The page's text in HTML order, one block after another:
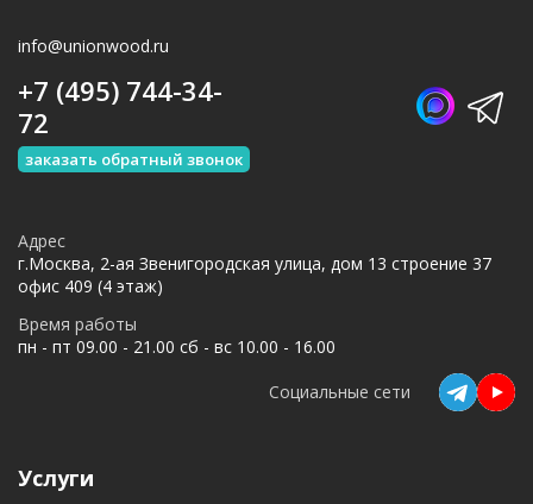
info@unionwood.ru
Услуги
+7 (495) 744-34-
72
заказать обратный звонок
Адрес
г.Москва, 2-ая Звенигородская улица, дом 13 строение 37
офис 409 (4 этаж)
Время работы
пн - пт 09.00 - 21.00 сб - вс 10.00 - 16.00
Социальные сети